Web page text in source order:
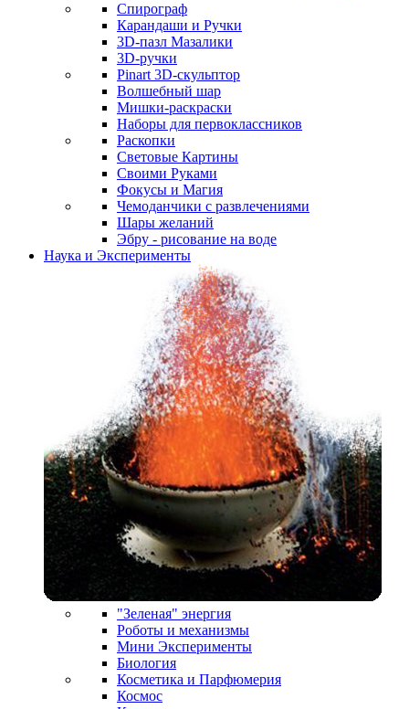
Спирограф
Карандаши и Ручки
3D-пазл Мазалики
3D-ручки
Pinart 3D-скульптор
Волшебный шар
Мишки-раскраски
Наборы для первоклассников
Раскопки
Световые Картины
Своими Руками
Фокусы и Магия
Чемоданчики с развлечениями
Шары желаний
Эбру - рисование на воде
Наука и Эксперименты
"Зеленая" энергия
Роботы и механизмы
Мини Эксперименты
Биология
Косметика и Парфюмерия
Космос